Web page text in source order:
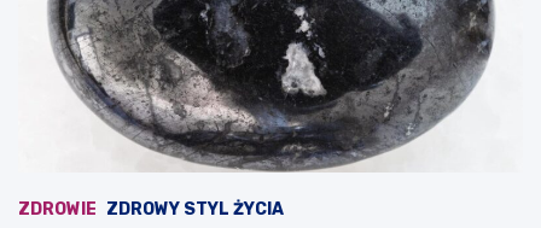
ZDROWIE ZDROWY STYL ŻYCIA